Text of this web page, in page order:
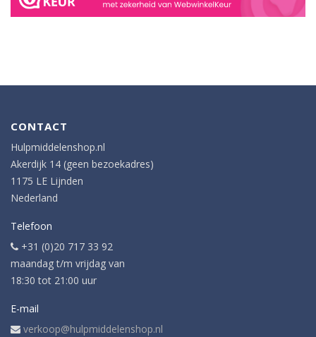
CONTACT
Hulpmiddelenshop.nl
Akerdijk 14 (geen bezoekadres)
1175 LE Lijnden
Nederland
Telefoon
+31 (0)20 717 33 92
maandag t/m vrijdag van
18:30 tot 21:00 uur
E-mail
verkoop@hulpmiddelenshop.nl